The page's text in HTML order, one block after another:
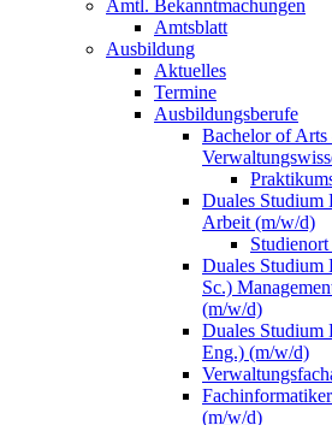
Amtl. Bekanntmachungen
Amtsblatt
Ausbildung
Aktuelles
Termine
Ausbildungsberufe
Bachelor of Arts
Duales Studium
Arbeit (m/w/d)
Duales Studium
Sc.)
(m/w/d)
Duales Studium
Eng.) (m/w/d)
(m/w/d)